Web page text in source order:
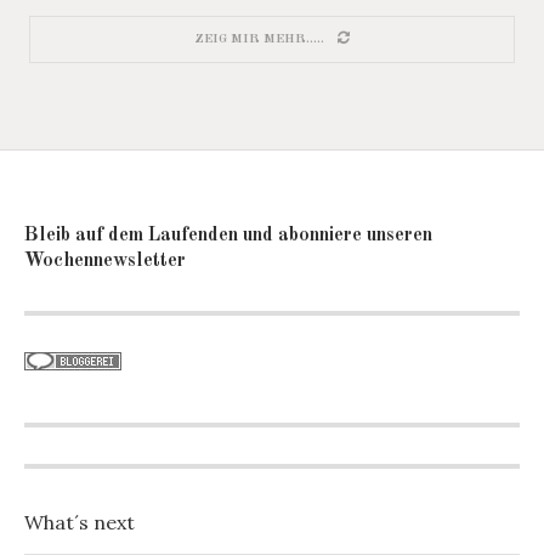
ZEIG MIR MEHR.....
Bleib auf dem Laufenden und abonniere unseren
Wochennewsletter
What´s next